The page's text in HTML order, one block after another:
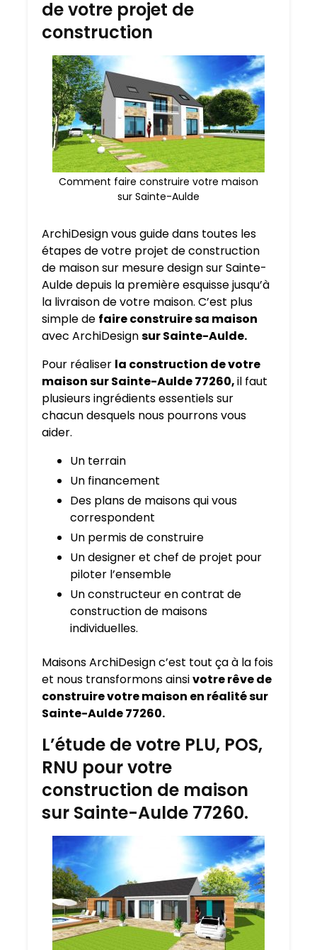
de votre projet de
construction
Comment faire construire votre maison
sur Sainte-Aulde
ArchiDesign vous guide dans toutes les
étapes de votre projet de construction
de maison sur mesure design sur Sainte-
Aulde depuis la première esquisse jusqu’à
la livraison de votre maison. C’est plus
simple de faire construire sa maison
avec ArchiDesignsur Sainte-Aulde.
Pour réaliser la construction de votre
maison sur Sainte-Aulde 77260,il faut
plusieurs ingrédients essentiels sur
chacun desquels nous pourrons vous
aider.
Un terrain
Un financement
Des plans de maisons qui vous
correspondent
Un permis de construire
Un designer et chef de projet pour
piloter l’ensemble
Un constructeur en contrat de
construction de maisons
individuelles.
Maisons ArchiDesign c’est tout ça à la fois
et nous transformons ainsivotre rêve de
construire votre maison en réalité sur
Sainte-Aulde 77260.
L’étude de votre PLU, POS,
RNU pour votre
construction de maison
sur Sainte-Aulde 77260.